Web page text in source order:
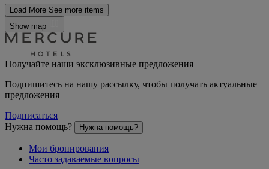
Load More See more items
Show map
Получайте наши эксклюзивные предложения
Подпишитесь на нашу рассылку, чтобы получать актуальные
предложения
Подписаться
Нужна помощь?
Нужна помощь?
Мои бронирования
Часто задаваемые вопросы